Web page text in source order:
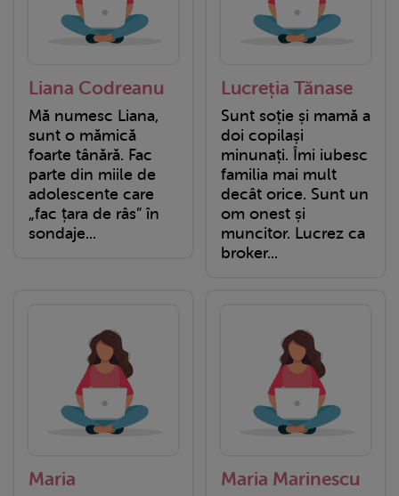
Liana Codreanu
Mă numesc Liana,
sunt o mămică
foarte tânără. Fac
parte din miile de
adolescente care
„fac țara de râs” în
sondaje...
Lucreția Tănase
Sunt soție și mamă a
doi copilași
minunați. Îmi iubesc
familia mai mult
decât orice. Sunt un
om onest și
muncitor. Lucrez ca
broker...
Maria Maria Marinescu